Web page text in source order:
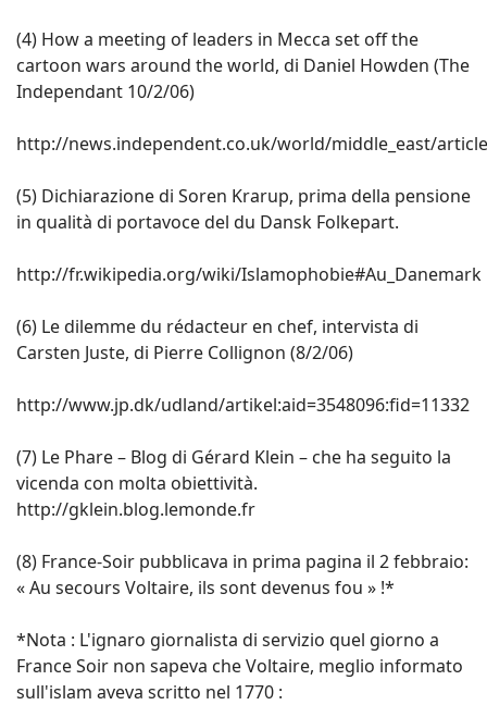
(4) How a meeting of leaders in Mecca set off the
cartoon wars around the world, di Daniel Howden (The
Independant 10/2/06)
http://news.independent.co.uk/world/middle_east/
(5) Dichiarazione di Soren Krarup, prima della pensione
in qualità di portavoce del du Dansk Folkepart.
http://fr.wikipedia.org/wiki/Islamophobie#Au_Danemark
(6) Le dilemme du rédacteur en chef, intervista di
Carsten Juste, di Pierre Collignon (8/2/06)
http://www.jp.dk/udland/artikel:aid=3548096:fid=11332
(7) Le Phare – Blog di Gérard Klein – che ha seguito la
vicenda con molta obiettività.
http://gklein.blog.lemonde.fr
(8) France-Soir pubblicava in prima pagina il 2 febbraio:
« Au secours Voltaire, ils sont devenus fou » !*
*Nota : L'ignaro giornalista di servizio quel giorno a
France Soir non sapeva che Voltaire, meglio informato
sull'islam aveva scritto nel 1770 :